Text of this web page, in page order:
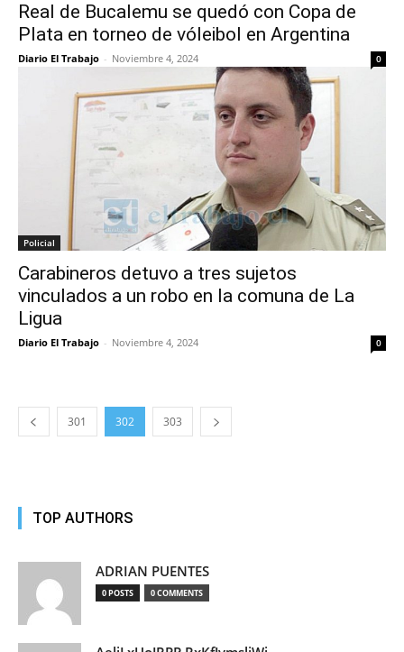
Real de Bucalemu se quedó con Copa de
Plata en torneo de vóleibol en Argentina
Diario El Trabajo - Noviembre 4, 2024 0
Policial
Carabineros detuvo a tres sujetos
vinculados a un robo en la comuna de La
Ligua
Diario El Trabajo - Noviembre 4, 2024 0
301 302 303
TOP AUTHORS
ADRIAN PUENTES
0 POSTS 0 COMMENTS